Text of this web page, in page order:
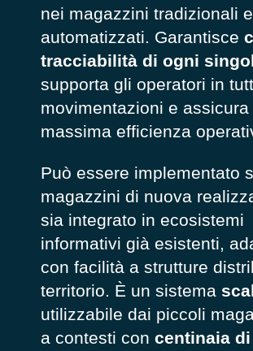
nei magazzini tradizionali e
automatizzati. Garantisce
tracciabilità di ogni
supporta gli operatori in
movimentazioni e assicura
massima efficienza
Può essere implementato
magazzini di nuova
sia integrato in ecosistemi
informativi già esistenti,
con facilità a strutture
territorio. È un sistema
utilizzabile dai piccoli
a contesti con centinaia